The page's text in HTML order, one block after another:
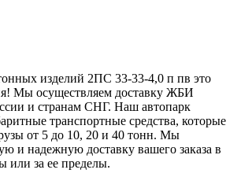
изделий 2ПС 33-33-4,0 п пв это
Мы осуществляем доставку ЖБИ
и странам СНГ. Наш автопарк
транспортные средства, которые
от 5 до 10, 20 и 40 тонн. Мы
и надежную доставку вашего заказа в
или за ее пределы.